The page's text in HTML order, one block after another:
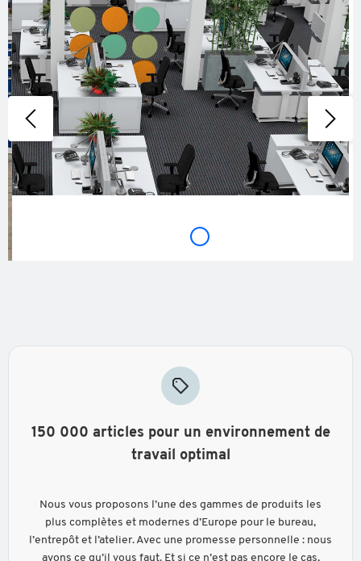
150 000 articles pour un environnement de
travail optimal
Nous vous proposons l’une des gammes de produits les
plus complètes et modernes d’Europe pour le bureau,
l’entrepôt et l’atelier. Avec une promesse personnelle : nous
avons ce qu’il vous faut. Et si ce n’est pas encore le cas,